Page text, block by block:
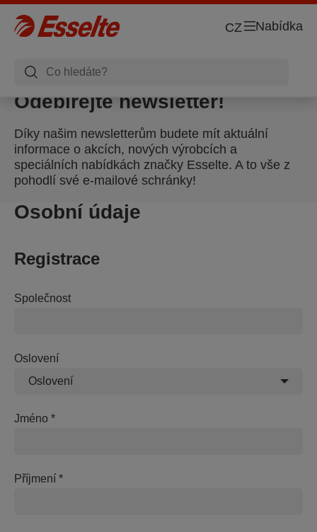
Nabídka
CZ
Odebírejte newsletter!
Díky našim newsletterům budete mít aktuální
informace o akcích, nových výrobcích a
speciálních nabídkách značky Esselte. A to vše z
pohodlí své e-mailové schránky!
Osobní údaje
Registrace
Společnost
Oslovení
Oslovení
Jméno
Příjmení